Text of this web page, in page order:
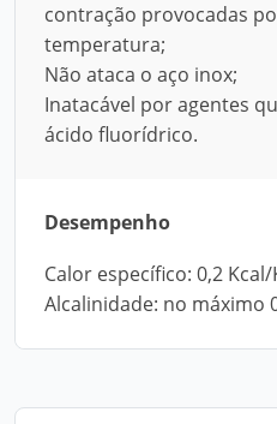
contração provocadas
temperatura;
Não ataca o aço inox;
Inatacável por agentes
ácido fluorídrico.
Desempenho
Calor específico: 0,2 Kcal/
Alcalinidade: no máximo